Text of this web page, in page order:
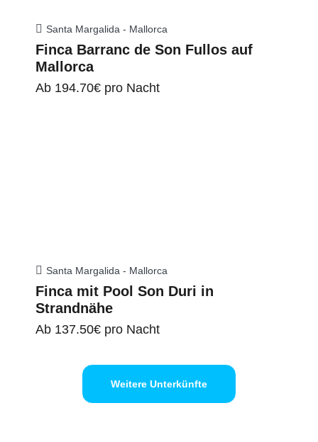
Santa Margalida - Mallorca
Finca Barranc de Son Fullos auf
Mallorca
Ab 194.70€ pro Nacht
Santa Margalida - Mallorca
Finca mit Pool Son Duri in
Strandnähe
Ab 137.50€ pro Nacht
Weitere Unterkünfte